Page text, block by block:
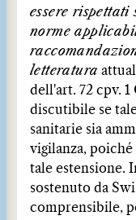
essere rispettati
norme
letteratura
dell'art. 72 cpv. 1
discutibile se
sanitarie sia
vigilanza, poiché
tale estensione.
sostenuto da
comprensibile,